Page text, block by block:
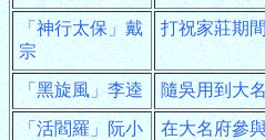
「神行太保」戴
宗
打祝家莊期
「黑旋風」李逵 隨吳用到大
「活閻羅」阮小
在大名府參